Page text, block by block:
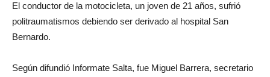
El conductor de la motocicleta, un joven de 21 años, sufrió
politraumatismos debiendo ser derivado al hospital San
Bernardo.
Según difundió Informate Salta, fue Miguel Barrera, secretario